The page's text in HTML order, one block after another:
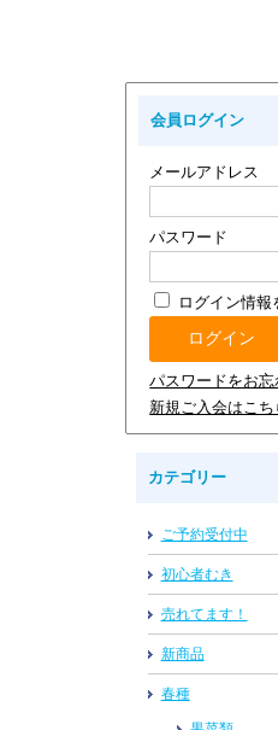
会員ログイン
メールアドレス
パスワード
ログイン情報
パスワードをお忘
新規ご入会はこち
カテゴリー
ご予約受付中
初心者むき
売れてます！
新商品
春種